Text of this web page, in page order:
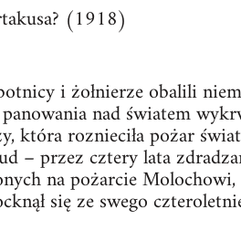
(1918)
i żołnierze obalili
nad światem
która roznieciła pożar
– przez cztery lata
na pożarcie
się ze swego